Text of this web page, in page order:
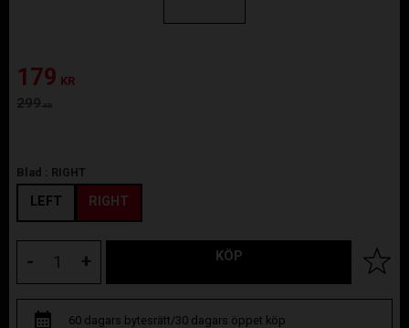
Nedsatt pris:
179 KR
Ordinarie pris:
299KR
Blad : RIGHT
LEFT RIGHT
+
- KÖP Lägg
60 dagars bytesrätt/30 dagars öppet köp